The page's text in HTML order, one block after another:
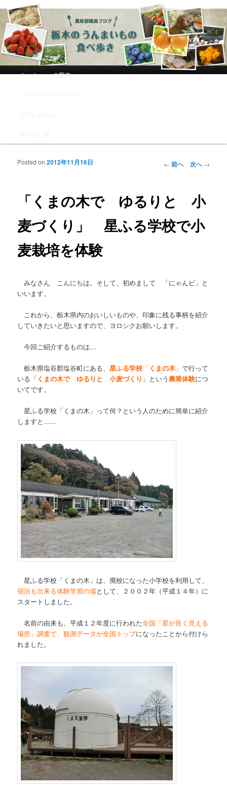
農政部職員ブログ「栃木のうんまい
もの食べ歩き」
メインコンテンツへ移動
サブコンテンツへ移動
ホーム ご案内
投稿ナビゲーシ
← 前へ 次へ→
「くまの木で ゆるりと 小
麦づくり」 星ふる学校で小
麦栽培を体験
Posted on2012年11月16日
みなさん こんにちは。そして、初めまして 「にゃんピ」と
いいます。
これから、栃木県内のおいしいものや、印象に残る事柄を紹介
していきたいと思いますので、ヨロシクお願いします。
今回ご紹介するものは…
栃木県塩谷郡塩谷町にある、星ふる学校 「 くまの木 」で行って
いる「 くまの木で ゆるりと 小麦づくり 」という農業体験につ
いてです。
星ふる学校「くまの木」って何？という人のために簡単に紹介
しますと……
星ふる学校「くまの木」は、廃校になった小学校を利用して、
宿泊も出来る体験学習の場として、２００２年（平成１４年）に
スタートしました。
名前の由来も、平成１２年度に行われた全国「星が良く見える
場所」調査で、観測データが全国トップになったことから付けら
れました。